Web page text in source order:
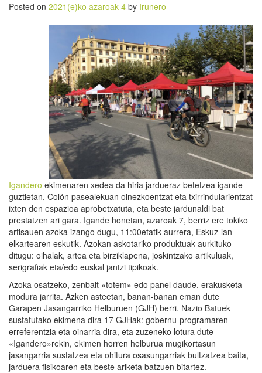
Posted on 2021(e)ko azaroak 4 by Irunero
Igandero ekimenaren xedea da hiria jardueraz betetzea igande
guztietan, Colón pasealekuan oinezkoentzat eta txirrindularientzat
ixten den espazioa aprobetxatuta, eta beste jardunaldi bat
prestatzen ari gara. Igande honetan, azaroak 7, berriz ere tokiko
artisauen azoka izango dugu, 11:00etatik aurrera, Eskuz-lan
elkartearen eskutik. Azokan askotariko produktuak aurkituko
ditugu: oihalak, artea eta birziklapena, joskintzako artikuluak,
serigrafiak eta/edo euskal jantzi tipikoak.
Azoka osatzeko, zenbait «totem» edo panel daude, erakusketa
modura jarrita. Azken asteetan, banan-banan eman dute
Garapen Jasangarriko Helburuen (GJH) berri. Nazio Batuek
sustatutako ekimena dira 17 GJHak: gobernu-programaren
erreferentzia eta oinarria dira, eta zuzeneko lotura dute
«Igandero»rekin, ekimen horren helburua mugikortasun
jasangarria sustatzea eta ohitura osasungarriak bultzatzea baita,
jarduera fisikoaren eta beste ariketa batzuen bitartez.